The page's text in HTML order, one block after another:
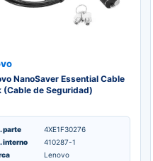
NanoSaver Essential Cable
(Cable de Seguridad)
parte
4XE1F30276
interno
410287-1
Lenovo